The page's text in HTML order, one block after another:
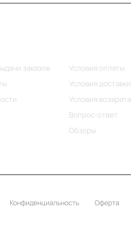
заказов
Условия оплаты
Условия доставки
Условия возврата
Вопрос-ответ
Обзоры
Конфиденциальность Оферта